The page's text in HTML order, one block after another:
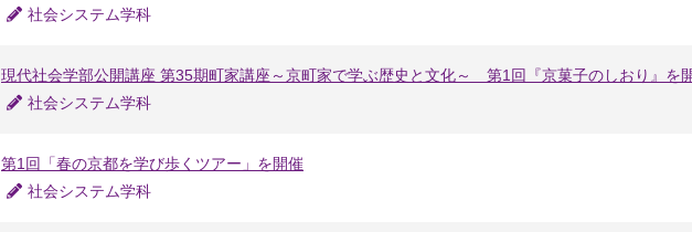
社会システム学科
現代社会学部公開講座 第35期町家講座～京町家で学ぶ歴史と文化～ 第1回『京菓子のしおり』を
社会システム学科
第1回「春の京都を学び歩くツアー」を開催
社会システム学科